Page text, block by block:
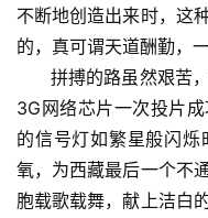
不断地创造出来时，这
的，真可谓天道酬勤，
拼搏的路虽然艰苦，
3G网络芯片一次投片
的信号灯如繁星般闪
氧，为西藏最后一个不
胞载歌载舞，献上洁白